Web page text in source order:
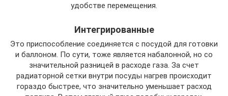
удобстве перемещения.
Интегрированные
Это приспособление соединяется с посудой для готовки
и баллоном. По сути, тоже является набалонной, но со
значительной разницей в расходе газа. За счет
радиаторной сетки внутри посуды нагрев происходит
гораздо быстрее, что значительно уменьшает расход